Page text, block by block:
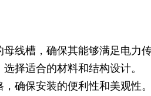
线槽，确保其能够满足电力传
择适合的材料和结构设计。
确保安装的便利性和美观性。